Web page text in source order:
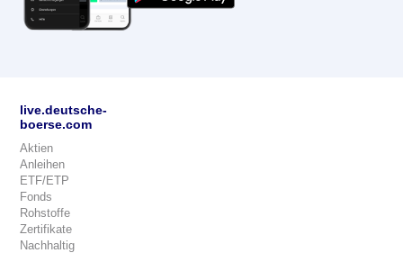
live.deutsche-
boerse.com
Aktien
Anleihen
ETF/ETP
Fonds
Rohstoffe
Zertifikate
Nachhaltig